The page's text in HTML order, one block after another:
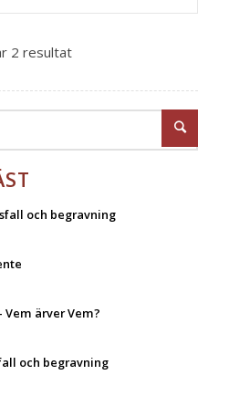
2 resultat
och begravning
Vem ärver Vem?
och begravning